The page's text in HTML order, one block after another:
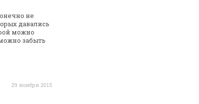
не
давались
можно
забыть
29 ноября 2015